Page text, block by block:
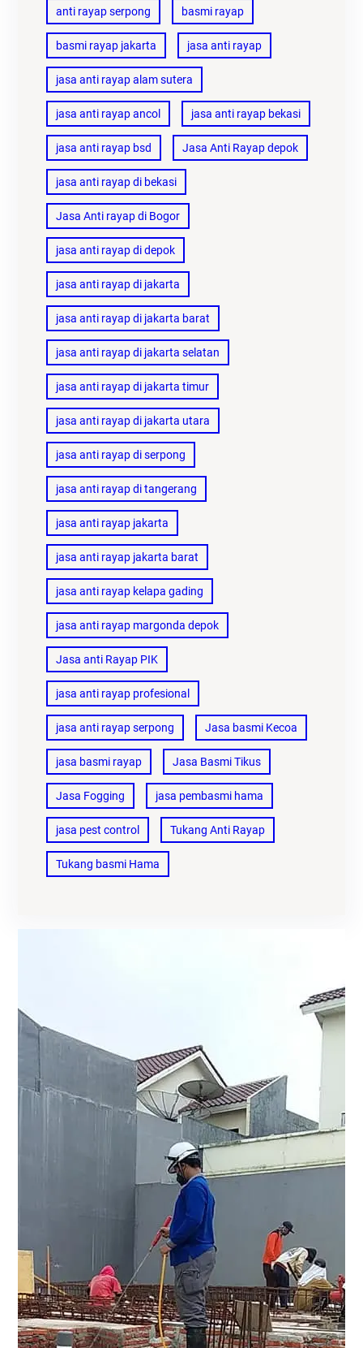
anti rayap serpong basmi rayap
basmi rayap jakarta jasa anti rayap
jasa anti rayap alam sutera
jasa anti rayap ancol jasa anti rayap bekasi
jasa anti rayap bsd Jasa Anti Rayap depok
jasa anti rayap di bekasi
Jasa Anti rayap di Bogor
jasa anti rayap di depok
jasa anti rayap di jakarta
jasa anti rayap di jakarta barat
jasa anti rayap di jakarta selatan
jasa anti rayap di jakarta timur
jasa anti rayap di jakarta utara
jasa anti rayap di serpong
jasa anti rayap di tangerang
jasa anti rayap jakarta
jasa anti rayap jakarta barat
jasa anti rayap kelapa gading
jasa anti rayap margonda depok
Jasa anti Rayap PIK
jasa anti rayap profesional
jasa anti rayap serpong Jasa basmi Kecoa
jasa basmi rayap Jasa Basmi Tikus
Jasa Fogging jasa pembasmi hama
jasa pest control Tukang Anti Rayap
Tukang basmi Hama